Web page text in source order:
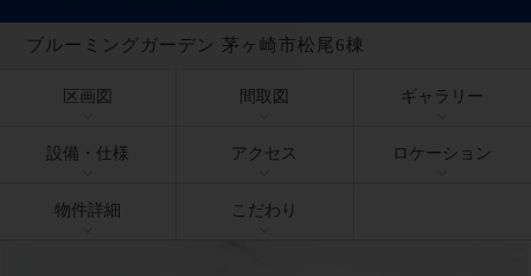
ブルーミングガーデン 茅ヶ崎市松尾6棟
区画図 間取図 ギャラリー
設備・仕様 アクセス ロケーション
物件詳細 こだわり